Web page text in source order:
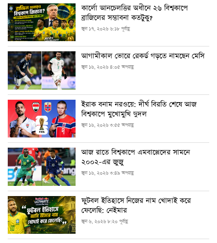
কার্লো আনচেলত্তির অধীনে ২৬ বিশ্বকাপে
ব্রাজিলের সম্ভাবনা কতটুকু?
জুন ১৭, ২০২৬ ৬:১৮ পূর্বাহ্ণ
আগামীকাল ভোরে রেকর্ড গড়তে নামছেন মেসি
জুন ১৬, ২০২৬ ৪:০৫ অপরাহ্ণ
ইরাক বনাম নরওয়ে: দীর্ঘ বিরতি শেষে আজ
বিশ্বকাপে মুখোমুখি দুদল
জুন ১৬, ২০২৬ ৩:৫৫ অপরাহ্ণ
আজ রাতে বিশ্বকাপে এমবাপ্পেদের সামনে
২০০২-এর জুজু
জুন ১৬, ২০২৬ ৩:৪৯ অপরাহ্ণ
ফুটবল ইতিহাসে নিজের নাম খোদাই করে
ফেলেছি: নেইমার
জুন ৬, ২০২৬ ৮:২০ পূর্বাহ্ণ